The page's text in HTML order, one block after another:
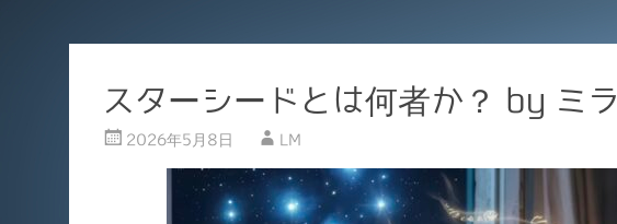
スターシードとは何者か？ by ミラ
2026年5月8日 LM